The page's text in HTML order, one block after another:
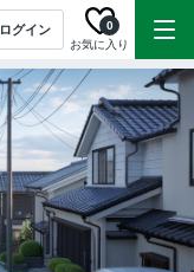
ログイン
お気に入り
0